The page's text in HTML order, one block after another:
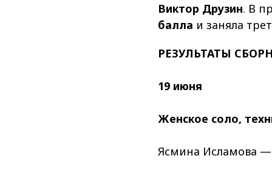
Виктор Друзин. В
балла и заняла
РЕЗУЛЬТАТЫ
19 июня
Женское соло,
Ясмина Исламова